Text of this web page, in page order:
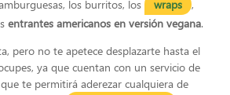
los burritos, los
wraps
,
entrantes americanos en versión vegana.
pero no te apetece desplazarte hasta el
ya que cuentan con un servicio de
te permitirá aderezar cualquiera de